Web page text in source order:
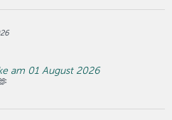
am 01 August 2026